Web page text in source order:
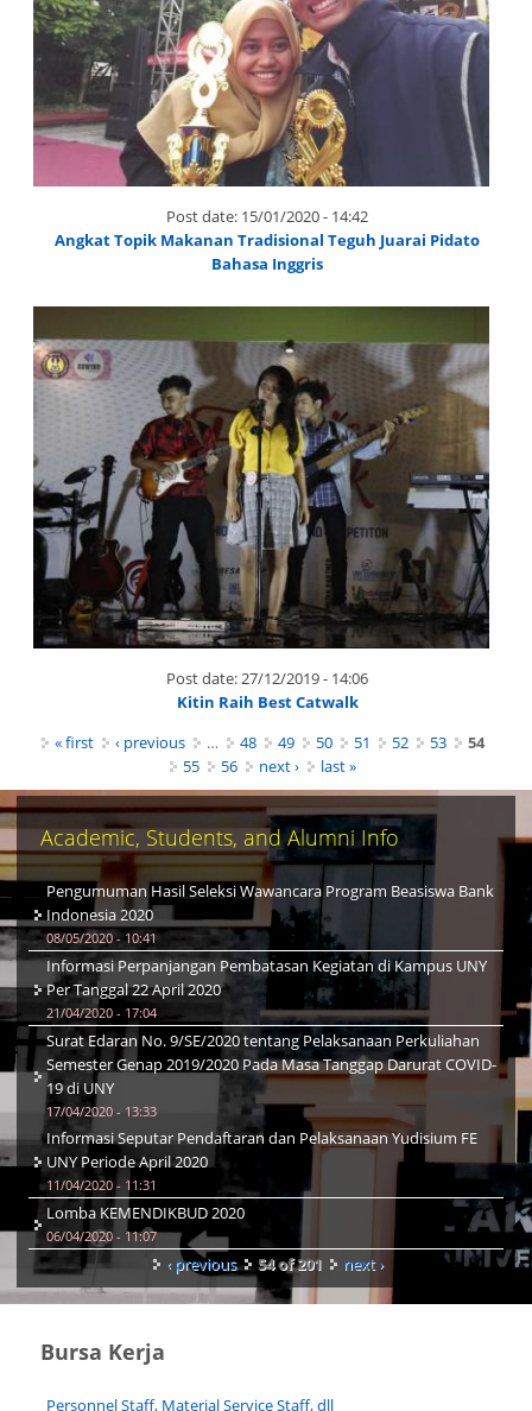
Post date: 15/01/2020 - 14:42
Angkat Topik Makanan Tradisional Teguh Juarai Pidato
Bahasa Inggris
Post date:27/12/2019 - 14:06
Kitin Raih Best Catwalk
Pages« first ‹ previous … 48 49 50 51 52 53
54
55
56 next › last »
Academic, Students, and Alumni Info
Pengumuman Hasil Seleksi Wawancara Program Beasiswa Bank
Indonesia 2020
08/05/2020 - 10:41
Informasi Perpanjangan Pembatasan Kegiatan di Kampus UNY
Per Tanggal 22 April 2020
21/04/2020 - 17:04
Surat Edaran No. 9/SE/2020 tentang Pelaksanaan Perkuliahan
Semester Genap 2019/2020 Pada Masa Tanggap Darurat COVID-
19 di UNY
17/04/2020 - 13:33
Informasi Seputar Pendaftaran dan Pelaksanaan Yudisium FE
UNY Periode April 2020
11/04/2020 - 11:31
Lomba KEMENDIKBUD 2020
06/04/2020 - 11:07
‹ previous 54 of 201 next ›
Bursa Kerja
Personnel Staff, Material Service Staff, dll